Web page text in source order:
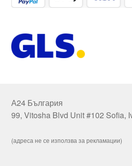
А24 България
99, Vitosha Blvd Unit #102 Sofia,
(адреса не се използва за рекламации)